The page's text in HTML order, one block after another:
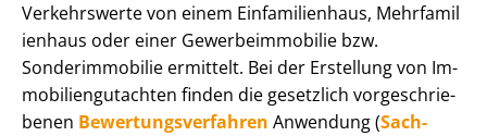
Verkehrswerte von einem Einfamilienhaus, Mehr­fa­mi­l
i­en­haus oder einer Ge­wer­be­im­mo­bi­lie bzw.
Sonderimmobilie ermittelt. Bei der Erstellung von Im­
mo­bi­li­en­gut­ach­ten finden die gesetzlich vor­ge­schrie­
be­nen Be­wer­tungs­ver­fah­ren Anwendung (Sach­